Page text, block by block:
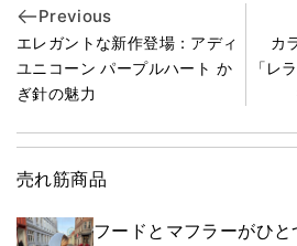
売れ筋商品
フードとマフラーがひ
Previous
エレガントな新作登場：アディ
ユニコーン パープルハート か
ぎ針の魅力
カ
「レ